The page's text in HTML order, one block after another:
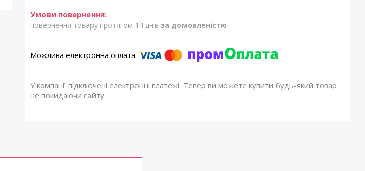
повернення товару протягом 14 днів за домовленістю
У компанії підключені електронні платежі. Тепер ви можете купити будь-який товар
не покидаючи сайту.